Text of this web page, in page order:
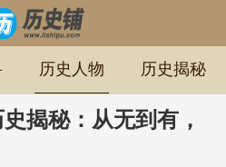
历史人物 历史揭秘
揭秘：从无到有，